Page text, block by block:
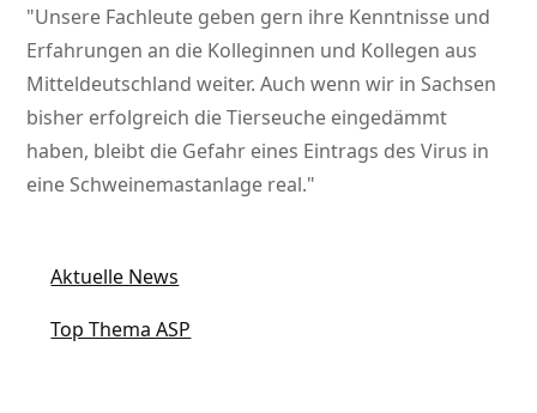
Unsere Fachleute geben gern ihre Kenntnisse und
Erfahrungen an die Kolleginnen und Kollegen aus
Mitteldeutschland weiter. Auch wenn wir in Sachsen
bisher erfolgreich die Tierseuche eingedämmt
haben, bleibt die Gefahr eines Eintrags des Virus in
eine Schweinemastanlage real.
Aktuelle News
Top Thema ASP